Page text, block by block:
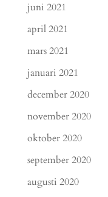
juni 2021
april 2021
mars 2021
januari 2021
december 2020
november 2020
oktober 2020
september 2020
augusti 2020